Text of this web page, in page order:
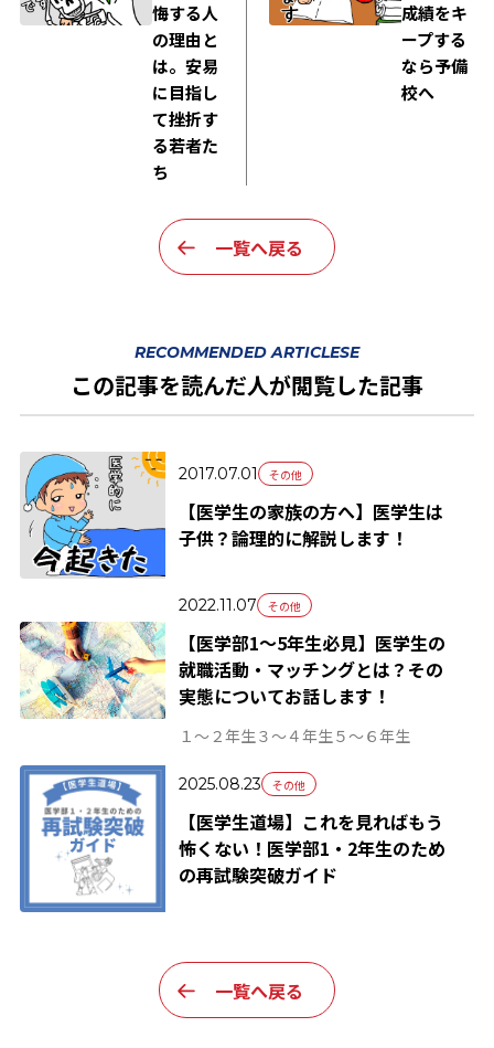
悔する人
の理由と
は。安易
に目指し
て挫折す
る若者た
ち
成績をキ
ープする
なら予備
校へ
一覧へ戻る
RECOMMENDED ARTICLESE
この記事を読んだ人が閲覧した記事
2017.07.01 その他
【医学生の家族の方へ】医学生は
子供？論理的に解説します！
2022.11.07 その他
【医学部1～5年生必見】医学生の
就職活動・マッチングとは？その
実態についてお話します！
１～２年生３～４年生５～６年生
2025.08.23 その他
【医学生道場】これを見ればもう
怖くない！医学部1・2年生のため
の再試験突破ガイド
一覧へ戻る